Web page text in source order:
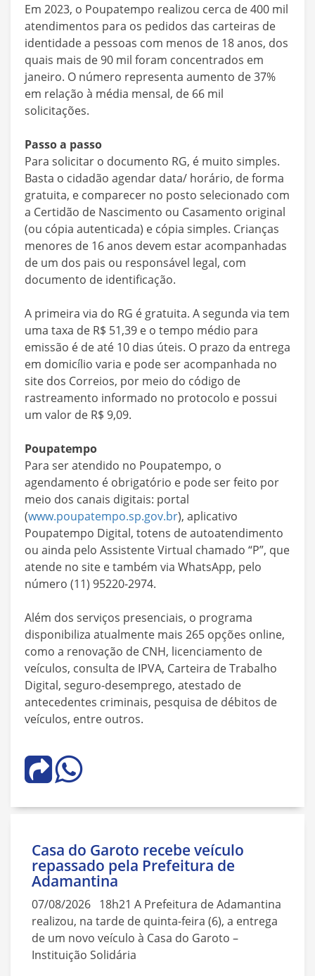
Em 2023, o Poupatempo realizou cerca de 400 mil
atendimentos para os pedidos das carteiras de
identidade a pessoas com menos de 18 anos, dos
quais mais de 90 mil foram concentrados em
janeiro. O número representa aumento de 37%
em relação à média mensal, de 66 mil
solicitações.
Passo a passo
Para solicitar o documento RG, é muito simples.
Basta o cidadão agendar data/ horário, de forma
gratuita, e comparecer no posto selecionado com
a Certidão de Nascimento ou Casamento original
(ou cópia autenticada) e cópia simples. Crianças
menores de 16 anos devem estar acompanhadas
de um dos pais ou responsável legal, com
documento de identificação.
A primeira via do RG é gratuita. A segunda via tem
uma taxa de R$ 51,39 e o tempo médio para
emissão é de até 10 dias úteis. O prazo da entrega
em domicílio varia e pode ser acompanhada no
site dos Correios, por meio do código de
rastreamento informado no protocolo e possui
um valor de R$ 9,09.
Poupatempo
Para ser atendido no Poupatempo, o
agendamento é obrigatório e pode ser feito por
meio dos canais digitais: portal
(www.poupatempo.sp.gov.br), aplicativo
Poupatempo Digital, totens de autoatendimento
ou ainda pelo Assistente Virtual chamado “P”, que
atende no site e também via WhatsApp, pelo
número (11) 95220-2974.
Além dos serviços presenciais, o programa
disponibiliza atualmente mais 265 opções online,
como a renovação de CNH, licenciamento de
veículos, consulta de IPVA, Carteira de Trabalho
Digital, seguro-desemprego, atestado de
antecedentes criminais, pesquisa de débitos de
veículos, entre outros.
Casa do Garoto recebe veículo
repassado pela Prefeitura de
Adamantina
07/08/2026 18h21 A Prefeitura de Adamantina
realizou, na tarde de quinta-feira (6), a entrega
de um novo veículo à Casa do Garoto –
Instituição Solidária